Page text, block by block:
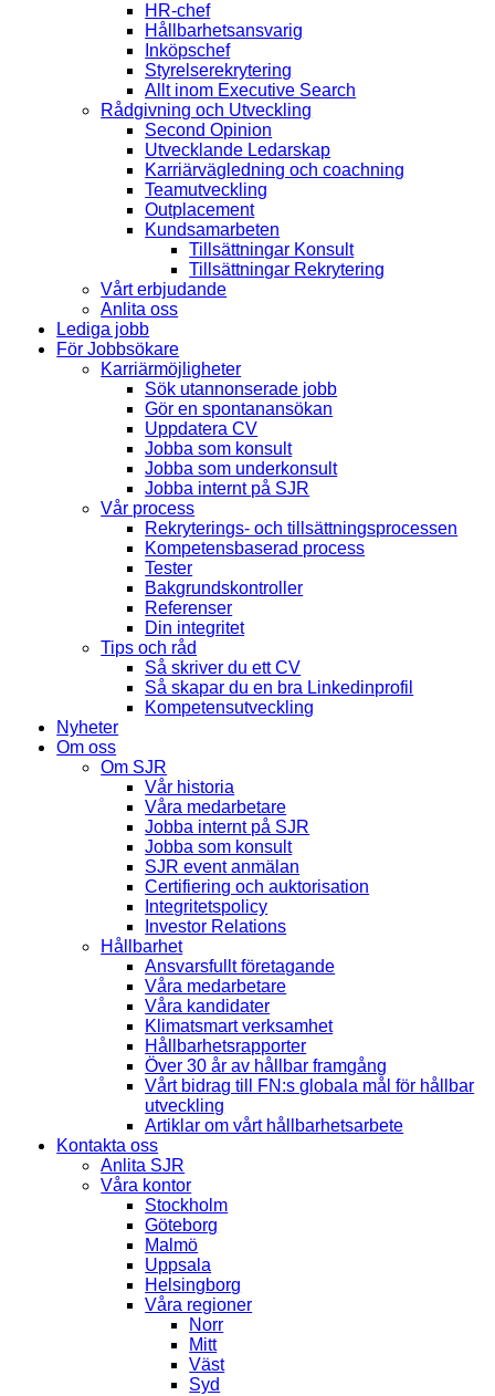
HR-chef
Hållbarhetsansvarig
Inköpschef
Styrelserekrytering
Allt inom Executive Search
Rådgivning och Utveckling
Second Opinion
Utvecklande Ledarskap
Karriärvägledning och coachning
Teamutveckling
Outplacement
Kundsamarbeten
Tillsättningar Konsult
Tillsättningar Rekrytering
Vårt erbjudande
Anlita oss
Lediga jobb
För Jobbsökare
Karriärmöjligheter
Sök utannonserade jobb
Gör en spontanansökan
Uppdatera CV
Jobba som konsult
Jobba som underkonsult
Jobba internt på SJR
Vår process
Rekryterings- och tillsättningsprocessen
Kompetensbaserad process
Tester
Bakgrundskontroller
Referenser
Din integritet
Tips och råd
Så skriver du ett CV
Så skapar du en bra Linkedinprofil
Kompetensutveckling
Nyheter
Om oss
Om SJR
Vår historia
Våra medarbetare
Jobba internt på SJR
Jobba som konsult
SJR event anmälan
Certifiering och auktorisation
Integritetspolicy
Investor Relations
Hållbarhet
Ansvarsfullt företagande
Våra medarbetare
Våra kandidater
Klimatsmart verksamhet
Hållbarhetsrapporter
Över 30 år av hållbar framgång
Vårt bidrag till FN:s globala mål för hållbar
utveckling
Artiklar om vårt hållbarhetsarbete
Kontakta oss
Anlita SJR
Våra kontor
Stockholm
Göteborg
Malmö
Uppsala
Helsingborg
Våra regioner
Norr
Mitt
Väst
Syd